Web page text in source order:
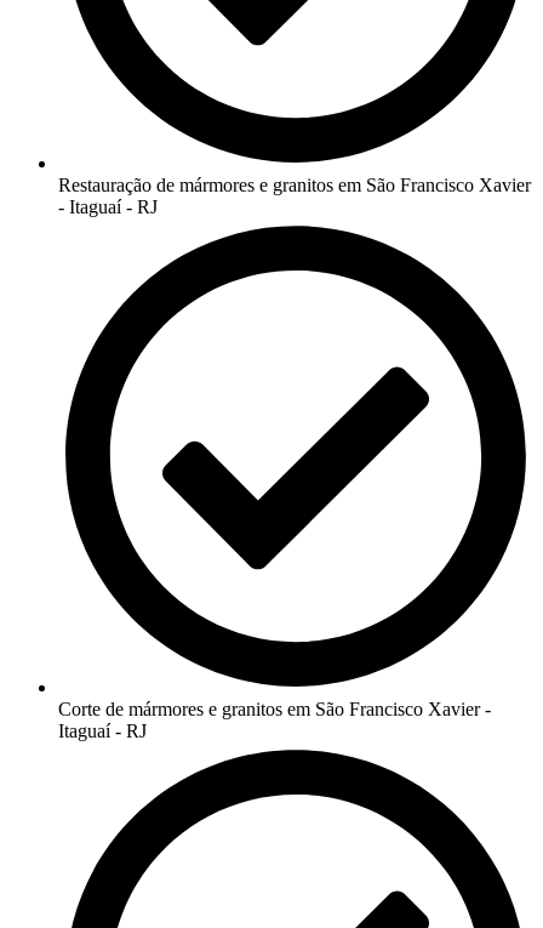
Restauração de mármores e granitos em São Francisco Xavier
- Itaguaí - RJ
Corte de mármores e granitos em São Francisco Xavier -
Itaguaí - RJ